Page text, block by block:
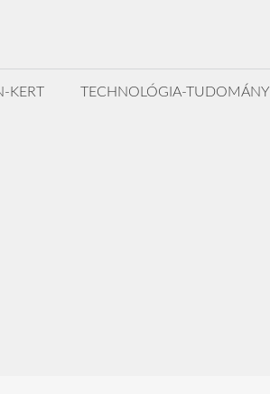
KERT TECHNOLÓGIA-TUDOMÁNY